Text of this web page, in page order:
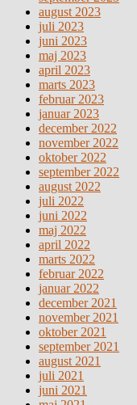
august 2023
juli 2023
juni 2023
maj 2023
april 2023
marts 2023
februar 2023
januar 2023
december 2022
november 2022
oktober 2022
september 2022
august 2022
juli 2022
juni 2022
maj 2022
april 2022
marts 2022
februar 2022
januar 2022
december 2021
november 2021
oktober 2021
september 2021
august 2021
juli 2021
juni 2021